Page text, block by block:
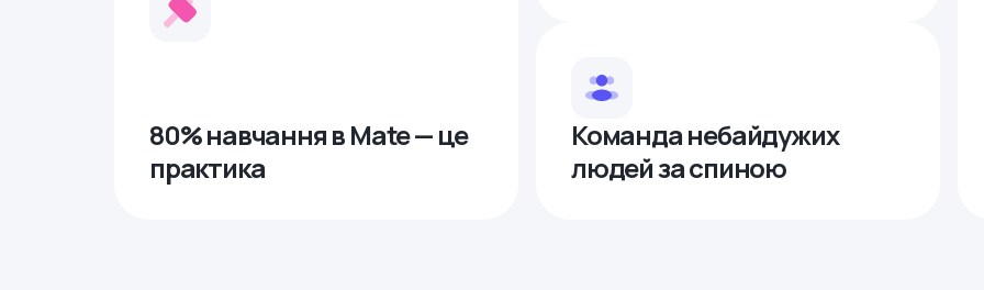
80% навчання в Mate — це
практика
Команда небайдужих
людей за спиною